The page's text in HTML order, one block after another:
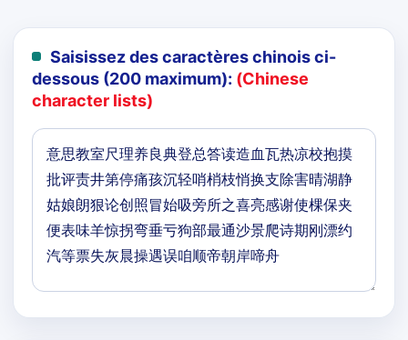
Saisissez des caractères chinois ci-
dessous (200 maximum): (Chinese
character lists)